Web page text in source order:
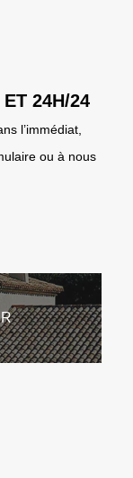
24H/24
l’immédiat,
ou à nous